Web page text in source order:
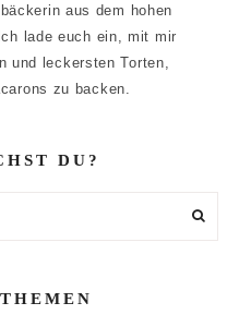
aus dem hohen
lade euch ein, mit mir
und leckersten Torten,
zu backen.
DU?